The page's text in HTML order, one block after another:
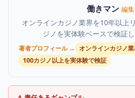
働きマン 編
オンラインカジノ業界を10年以上
ジノを実体験ベースで検証し
著者プロフィール →
オンラインカジノ
100カジノ以上を実体験で検証